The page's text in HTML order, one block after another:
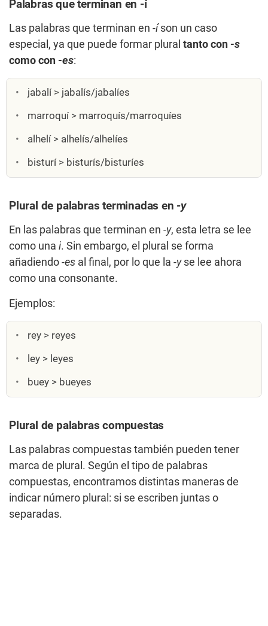
Palabras que terminan en -í
Las palabras que terminan en -íson un caso
especial, ya que puede formar plural tanto con -s
como con -es:
jabalí > jabalís/jabalíes
marroquí > marroquís/marroquíes
alhelí > alhelís/alhelíes
bisturí > bisturís/bisturíes
Plural de palabras terminadas en -y
En las palabras que terminan en -y, esta letra se lee
como una i. Sin embargo, el plural se forma
añadiendo -es al final, por lo que la -yse lee ahora
como una consonante.
Ejemplos:
rey > reyes
ley > leyes
buey > bueyes
Plural de palabras compuestas
Las palabras compuestas también pueden tener
marca de plural. Según el tipo de palabras
compuestas, encontramos distintas maneras de
indicar número plural: si se escriben juntas o
separadas.